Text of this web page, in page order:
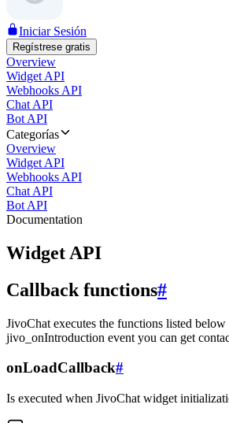
Iniciar Sesión
Regístrese gratis
Overview
Widget API
Webhooks API
Chat API
Bot API
Categorías
Overview
Widget API
Webhooks API
Chat API
Bot API
Documentation
Widget API
Callback functions#
JivoChat executes the functions listed
jivo_onIntroduction event you can get
onLoadCallback#
Is executed when JivoChat widget